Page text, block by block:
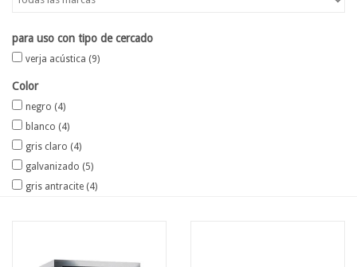
para uso con tipo de cercado
verja acústica (9)
Color
negro (4)
blanco (4)
gris claro (4)
galvanizado (5)
gris antracite (4)